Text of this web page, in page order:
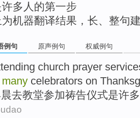
多人的第一步
为机器翻译结果，长、整句
例句 原声例句 权威例句
church prayer
many celebrators on
去教堂参加祷告仪式是许多